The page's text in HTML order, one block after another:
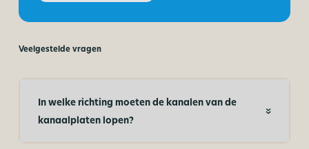
Veelgestelde vragen
In welke richting moeten de kanalen van de
kanaalplaten lopen?